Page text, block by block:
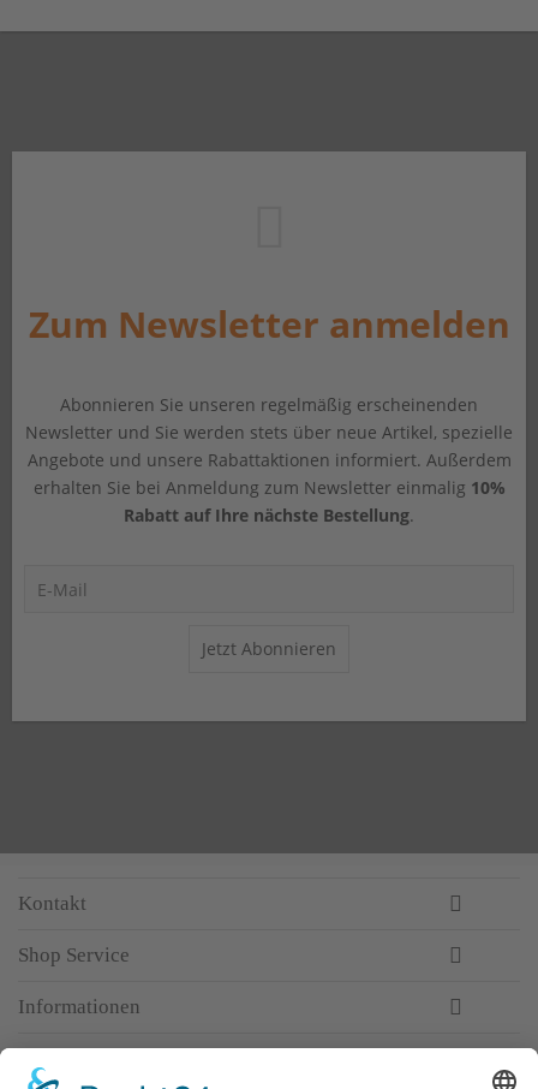
Zum Newsletter anmelden
Abonnieren Sie unseren regelmäßig erscheinenden
Newsletter und Sie werden stets über neue Artikel, spezielle
Angebote und unsere Rabattaktionen informiert. Außerdem
erhalten Sie bei Anmeldung zum Newsletter einmalig 10%
Rabatt auf Ihre nächste Bestellung.
Jetzt Abonnieren
Kontakt
Shop Service
Informationen